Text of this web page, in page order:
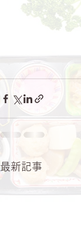
最新記事